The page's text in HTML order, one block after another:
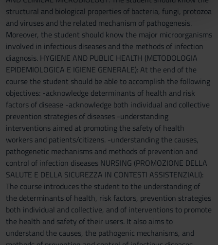
nostri partner che si occupano di analisi dei dati web,
pubblicità e social media, i quali potrebbero combinarle
con altre informazioni che hai fornito loro o che hanno
raccolto dal tuo utilizzo dei loro servizi.
structural and biological properties of bacteria, fungi, protozoa
and viruses and the related mechanism of pathogenesis.
Moreover, the student should know the major microorganisms
involved in infectious diseases and the methods of infection
diagnosis. HYGIENE AND PUBLIC HEALTH (METODOLOGIA
EPIDEMIOLOGICA E IGIENE GENERALE): At the end of the
course the student should be able to accomplish the following
objectives: -acknowledge determinants of health and risk
factors of disease -acknowledge both individual and collective
prevention strategies of diseases -understanding
interventions aimed at promoting the safety of health
workers and patients/citizens. -understanding the causes,
pathogenetic mechanisms and methods of prevention and
control of infection diseases NURSING (PROMOZIONE DELLA
SALUTE E DELLA SICUREZZA IN CONTESTI ASSISTENZIALI):
The course introduces the student to the understanding of
the determinants of health, risk factors, prevention strategies
both individual and collective, and of interventions to promote
the health and safety of their users. It also aims to
understand the causes, the pathogenic mechanisms, and